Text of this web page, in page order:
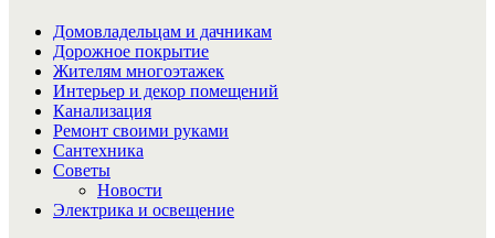
Домовладельцам и дачникам
Дорожное покрытие
Жителям многоэтажек
Интерьер и декор помещений
Канализация
Ремонт своими руками
Сантехника
Советы
Новости
Электрика и освещение